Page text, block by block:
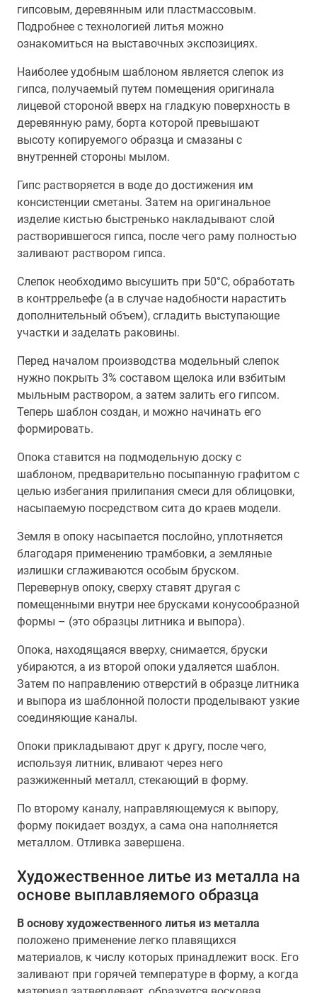
гипсовым, деревянным или пластмассовым.
Подробнее с технологией литья можно
ознакомиться на выставочных экспозициях.
Наиболее удобным шаблоном является слепок из
гипса, получаемый путем помещения оригинала
лицевой стороной вверх на гладкую поверхность в
деревянную раму, борта которой превышают
высоту копируемого образца и смазаны с
внутренней стороны мылом.
Гипс растворяется в воде до достижения им
консистенции сметаны. Затем на оригинальное
изделие кистью быстренько накладывают слой
растворившегося гипса, после чего раму полностью
заливают раствором гипса.
Слепок необходимо высушить при 50°С, обработать
в контррельефе (а в случае надобности нарастить
дополнительный объем), сгладить выступающие
участки и заделать раковины.
Перед началом производства модельный слепок
нужно покрыть 3% составом щелока или взбитым
мыльным раствором, а затем залить его гипсом.
Теперь шаблон создан, и можно начинать его
формировать.
Опока ставится на подмодельную доску с
шаблоном, предварительно посыпанную графитом с
целью избегания прилипания смеси для облицовки,
насыпаемую посредством сита до краев модели.
Земля в опоку насыпается послойно, уплотняется
благодаря применению трамбовки, а земляные
излишки сглаживаются особым бруском.
Перевернув опоку, сверху ставят другая с
помещенными внутри нее брусками конусообразной
формы – (это образцы литника и выпора).
Опока, находящаяся вверху, снимается, бруски
убираются, а из второй опоки удаляется шаблон.
Затем по направлению отверстий в образце литника
и выпора из шаблонной полости проделывают узкие
соединяющие каналы.
Опоки прикладывают друг к другу, после чего,
используя литник, вливают через него
разжиженный металл, стекающий в форму.
По второму каналу, направляющемуся к выпору,
форму покидает воздух, а сама она наполняется
металлом. Отливка завершена.
Художественное литье из металла на
основе выплавляемого образца
В основу художественного литья из металла
положено применение легко плавящихся
материалов, к числу которых принадлежит воск. Его
заливают при горячей температуре в форму, а когда